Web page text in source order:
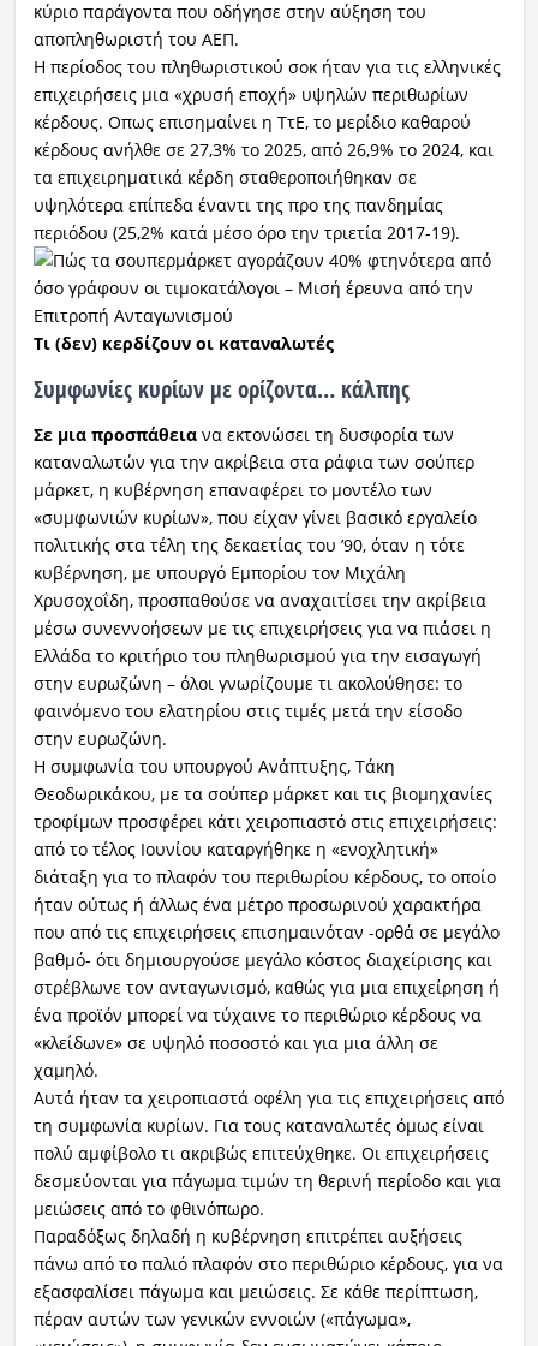
κύριο παράγοντα που οδήγησε στην αύξηση του
αποπληθωριστή του ΑΕΠ.
Η περίοδος του πληθωριστικού σοκ ήταν για τις ελληνικές
επιχειρήσεις μια «χρυσή εποχή» υψηλών περιθωρίων
κέρδους. Οπως επισημαίνει η ΤτΕ, το μερίδιο καθαρού
κέρδους ανήλθε σε 27,3% το 2025, από 26,9% το 2024, και
τα επιχειρηματικά κέρδη σταθεροποιήθηκαν σε
υψηλότερα επίπεδα έναντι της προ της πανδημίας
περιόδου (25,2% κατά μέσο όρο την τριετία 2017-19).
Τι (δεν) κερδίζουν οι καταναλωτές
Συμφωνίες κυρίων με ορίζοντα… κάλπης
Σε μια προσπάθειανα εκτονώσει τη δυσφορία των
καταναλωτών για την ακρίβεια στα ράφια των σούπερ
μάρκετ, η κυβέρνηση επαναφέρει το μοντέλο των
«συμφωνιών κυρίων», που είχαν γίνει βασικό εργαλείο
πολιτικής στα τέλη της δεκαετίας του ’90, όταν η τότε
κυβέρνηση, με υπουργό Εμπορίου τον Μιχάλη
Χρυσοχοΐδη, προσπαθούσε να αναχαιτίσει την ακρίβεια
μέσω συνεννοήσεων με τις επιχειρήσεις για να πιάσει η
Ελλάδα το κριτήριο του πληθωρισμού για την εισαγωγή
στην ευρωζώνη – όλοι γνωρίζουμε τι ακολούθησε: το
φαινόμενο του ελατηρίου στις τιμές μετά την είσοδο
στην ευρωζώνη.
Η συμφωνία του υπουργού Ανάπτυξης, Τάκη
Θεοδωρικάκου, με τα σούπερ μάρκετ και τις βιομηχανίες
τροφίμων προσφέρει κάτι χειροπιαστό στις επιχειρήσεις:
από το τέλος Ιουνίου καταργήθηκε η «ενοχλητική»
διάταξη για το πλαφόν του περιθωρίου κέρδους, το οποίο
ήταν ούτως ή άλλως ένα μέτρο προσωρινού χαρακτήρα
που από τις επιχειρήσεις επισημαινόταν -ορθά σε μεγάλο
βαθμό- ότι δημιουργούσε μεγάλο κόστος διαχείρισης και
στρέβλωνε τον ανταγωνισμό, καθώς για μια επιχείρηση ή
ένα προϊόν μπορεί να τύχαινε το περιθώριο κέρδους να
«κλείδωνε» σε υψηλό ποσοστό και για μια άλλη σε
χαμηλό.
Αυτά ήταν τα χειροπιαστά οφέλη για τις επιχειρήσεις από
τη συμφωνία κυρίων. Για τους καταναλωτές όμως είναι
πολύ αμφίβολο τι ακριβώς επιτεύχθηκε. Οι επιχειρήσεις
δεσμεύονται για πάγωμα τιμών τη θερινή περίοδο και για
μειώσεις από το φθινόπωρο.
Παραδόξως δηλαδή η κυβέρνηση επιτρέπει αυξήσεις
πάνω από το παλιό πλαφόν στο περιθώριο κέρδους, για να
εξασφαλίσει πάγωμα και μειώσεις. Σε κάθε περίπτωση,
πέραν αυτών των γενικών εννοιών («πάγωμα»,